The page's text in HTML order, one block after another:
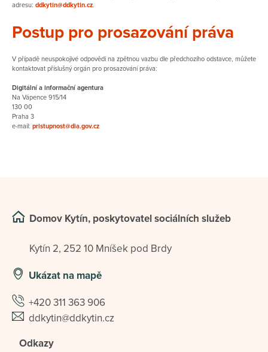
adresu: ddkytin@ddkytin.cz.
Postup pro prosazování práva
V případě neuspokojivé odpovědi na zpětnou vazbu dle předchozího odstavce, můžete
kontaktovat příslušný orgán pro prosazování práva:
Digitální a informační agentura
Na Vápence 915/14
130 00
Praha 3
e-mail: pristupnost@dia.gov.cz
Domov Kytín, poskytovatel sociálních služeb
Kytín 2, 252 10 Mníšek pod Brdy
Ukázat na mapě
+420 311 363 906
ddkytin@ddkytin.cz
Odkazy